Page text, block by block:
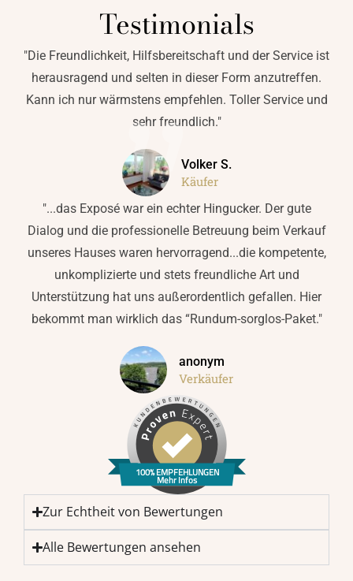
Testimonials
"Die Freundlichkeit, Hilfsbereitschaft und der Service ist
herausragend und selten in dieser Form anzutreffen.
Kann ich nur wärmstens empfehlen. Toller Service und
sehr freundlich."
Volker S.
Käufer
„
"...das Exposé war ein echter Hingucker. Der gute
Dialog und die professionelle Betreuung beim Verkauf
unseres Hauses waren hervorragend...die kompetente,
unkomplizierte und stets freundliche Art und
Unterstützung hat uns außerordentlich gefallen. Hier
bekommt man wirklich das “Rundum-sorglos-Paket."
anonym
Verkäufer
100% EMPFEHLUNGEN
Mehr Infos
Zur Echtheit von Bewertungen
Alle Bewertungen ansehen